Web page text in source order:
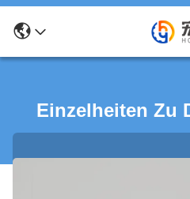
Einzelheiten Zu